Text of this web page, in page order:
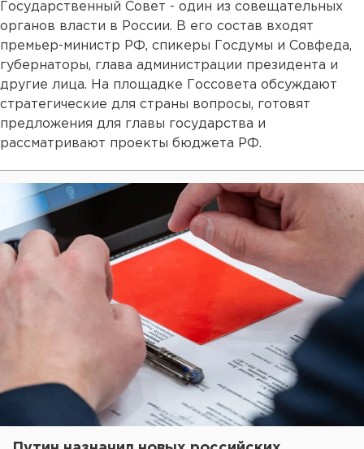
Государственный Совет - один из совещательных
органов власти в России. В его состав входят
премьер-министр РФ, спикеры Госдумы и Совфеда,
губернаторы, глава администрации президента и
другие лица. На площадке Госсовета обсуждают
стратегические для страны вопросы, готовят
предложения для главы государства и
рассматривают проекты бюджета РФ.